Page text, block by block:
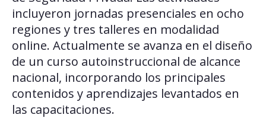
CENTROS
ADMISIÓN
Postulantes
Estudiantes
Académicos
incluyeron jornadas presenciales en ocho
regiones y tres talleres en modalidad
online. Actualmente se avanza en el diseño
de un curso autoinstruccional de alcance
nacional, incorporando los principales
contenidos y aprendizajes levantados en
las capacitaciones.